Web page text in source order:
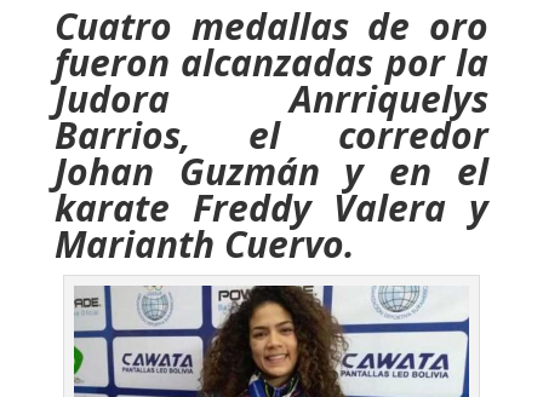
Cuatro medallas de oro
fueron alcanzadas por la
Judora Anrriquelys
Barrios, el corredor
Johan Guzmán y en el
karate Freddy Valera y
Marianth Cuervo.